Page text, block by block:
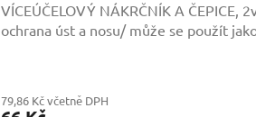
VÍCEÚČELOVÝ NÁKRČNÍK A ČEPICE,
ochrana úst a nosu/ může se použít
79,86 Kč včetně DPH